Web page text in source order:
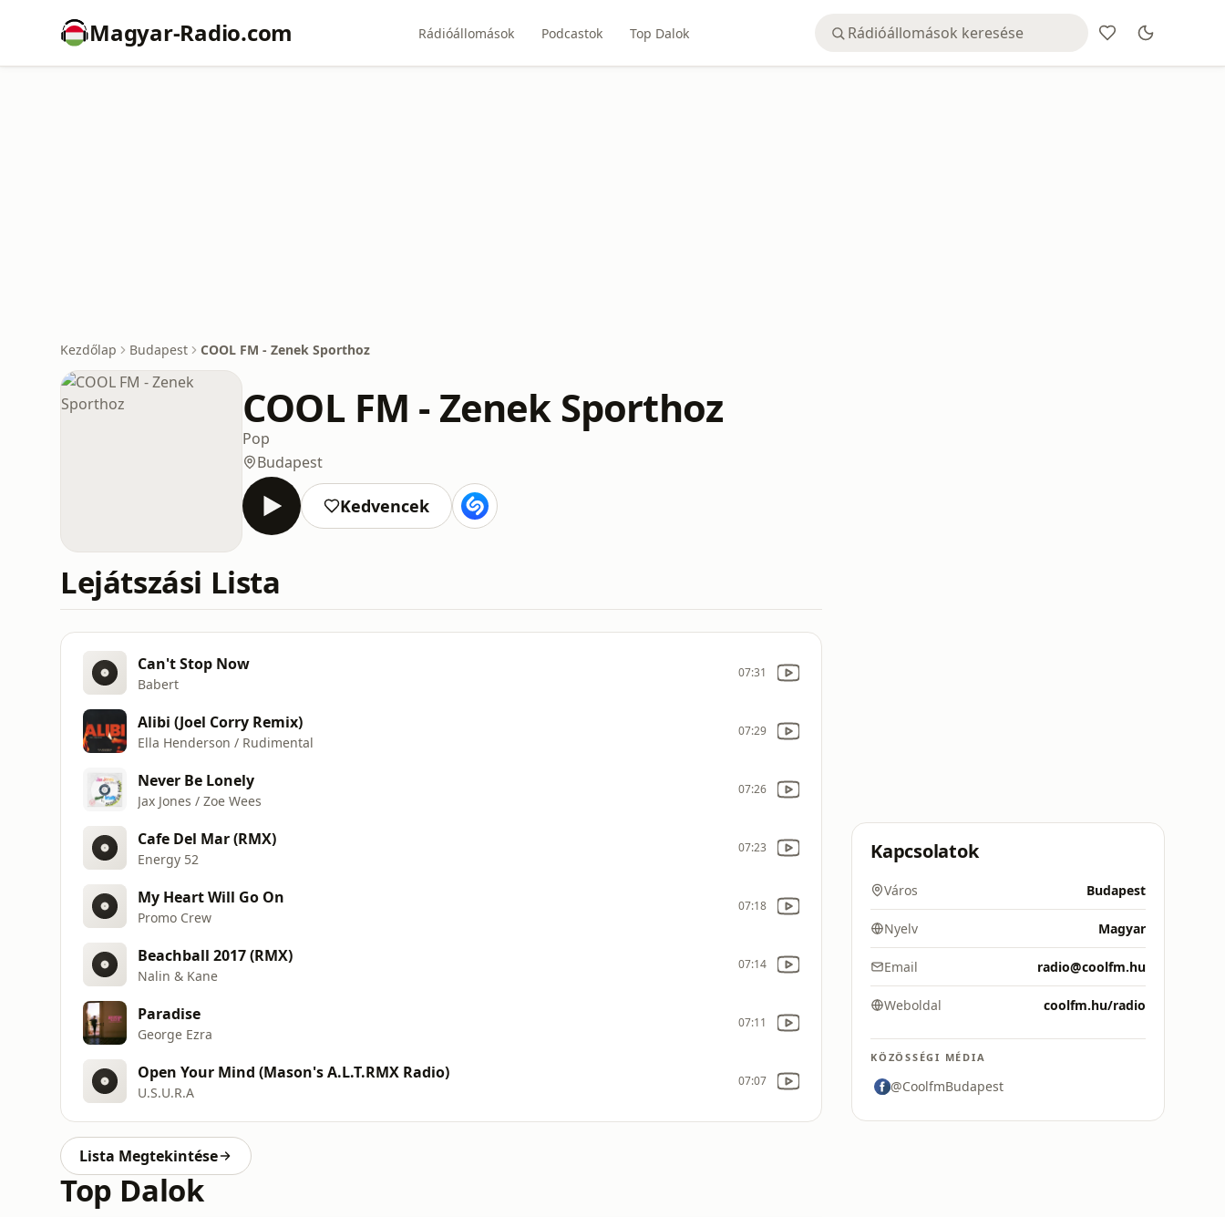
Magyar-Radio.com Rádióállomások Podcastok Top Dalok
Kezdőlap Budapest COOL FM - Zenek Sporthoz
COOL FM - Zenek Sporthoz
Pop
Budapest
Kedvencek
Lejátszási Lista
Can't Stop Now
Babert
07:31
Alibi (Joel Corry Remix)
Ella Henderson / Rudimental
07:29
Never Be Lonely
Jax Jones / Zoe Wees
07:26
Cafe Del Mar (RMX)
Energy 52
07:23
My Heart Will Go On
Promo Crew
07:18
Beachball 2017 (RMX)
Nalin & Kane
07:14
Paradise
George Ezra
07:11
Open Your Mind (Mason's A.L.T.RMX Radio)
U.S.U.R.A
07:07
Lista Megtekintése
Top Dalok
Kapcsolatok
Város Budapest
Nyelv Magyar
Email radio@coolfm.hu
Weboldal coolfm.hu/radio
KÖZÖSSÉGI MÉDIA
@CoolfmBudapest